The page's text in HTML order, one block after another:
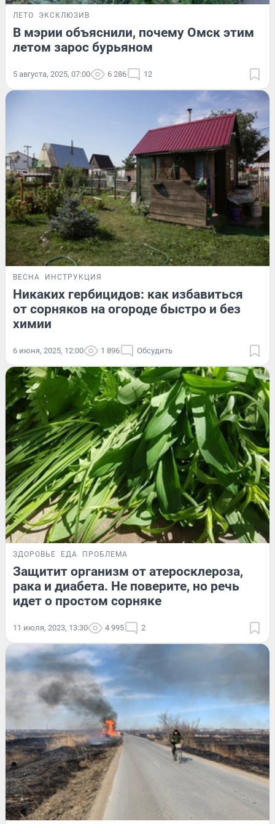
ЛЕТО ЭКСКЛЮЗИВ
В мэрии объяснили, почему Омск этим
летом зарос бурьяном
5 августа, 2025, 07:00 6 286 12
ВЕСНА ИНСТРУКЦИЯ
Никаких гербицидов: как избавиться
от сорняков на огороде быстро и без
химии
6 июня, 2025, 12:00 1 896 Обсудить
ЗДОРОВЬЕ ЕДА ПРОБЛЕМА
Защитит организм от атеросклероза,
рака и диабета. Не поверите, но речь
идет о простом сорняке
11 июля, 2023, 13:30 4 995 2